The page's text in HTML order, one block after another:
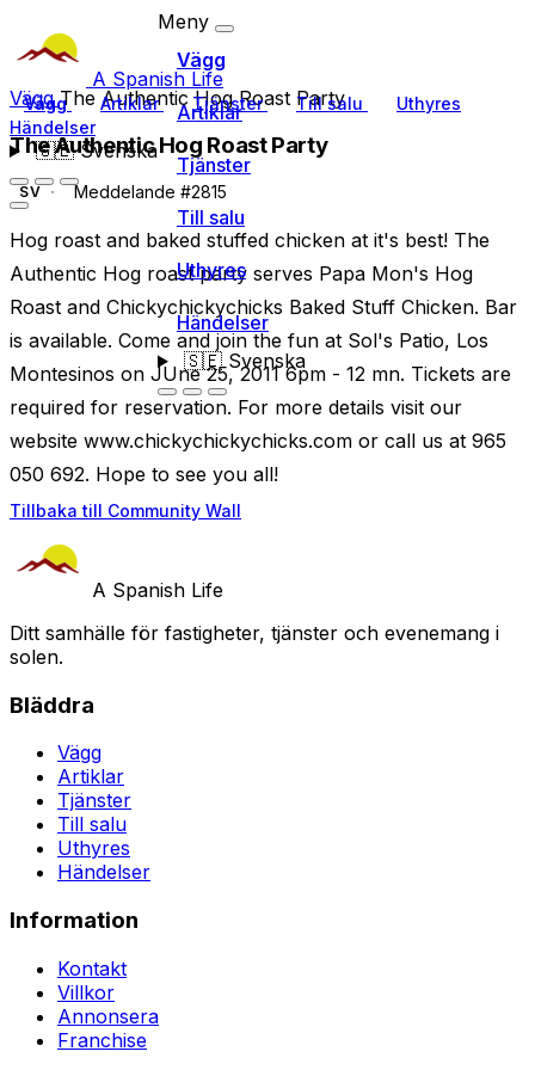
A Spanish Life
Vägg Artiklar Tjänster Till salu
Uthyres
Händelser
🇸🇪Svenska
Meny
Vägg
Artiklar
Tjänster
Till salu
Uthyres
Händelser
🇸🇪Svenska
VäggThe Authentic Hog Roast Party
The Authentic Hog Roast Party
SV Meddelande #2815
Hog roast and baked stuffed chicken at it's best! The
Authentic Hog roast party serves Papa Mon's Hog
Roast and Chickychickychicks Baked Stuff Chicken. Bar
is available. Come and join the fun at Sol's Patio, Los
Montesinos on JUne 25, 2011 6pm - 12 mn. Tickets are
required for reservation. For more details visit our
website www.chickychickychicks.com or call us at 965
050 692. Hope to see you all!
Tillbaka till Community Wall
A Spanish Life
Ditt samhälle för fastigheter, tjänster och evenemang i
solen.
Bläddra
Vägg
Artiklar
Tjänster
Till salu
Uthyres
Händelser
Information
Kontakt
Villkor
Annonsera
Franchise